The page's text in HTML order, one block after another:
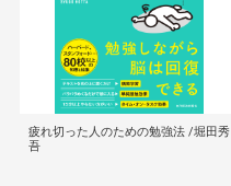
疲れ切った人のための勉強法 /堀田秀
吾